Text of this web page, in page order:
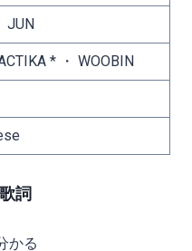
JUN
* ・ WOOBIN
詞
かる